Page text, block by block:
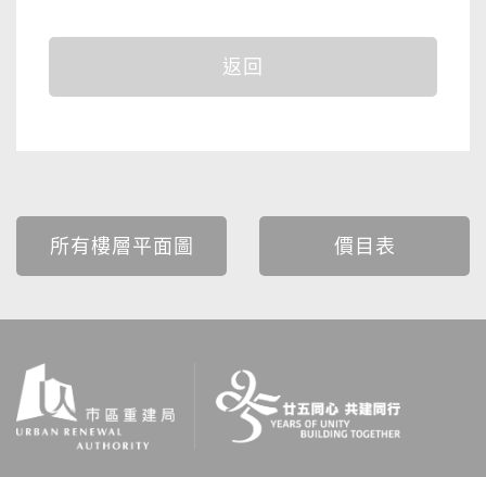
返回
所有樓層平面圖 價目表